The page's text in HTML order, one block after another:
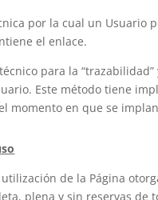
por la cual un
el enlace.
técnico para la
Este método tiene
momento en que se
de la Página
plena y sin reservas de